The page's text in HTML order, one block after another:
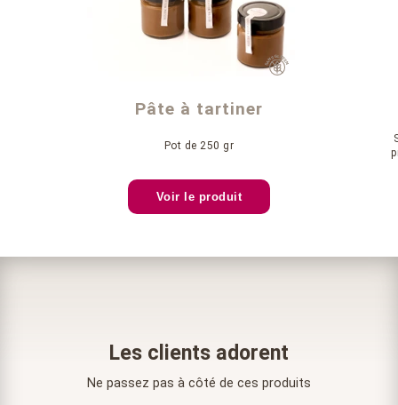
Pâte à tartiner
Pot de 250 gr
Voir le produit
Les clients adorent
Ne passez pas à côté de ces produits